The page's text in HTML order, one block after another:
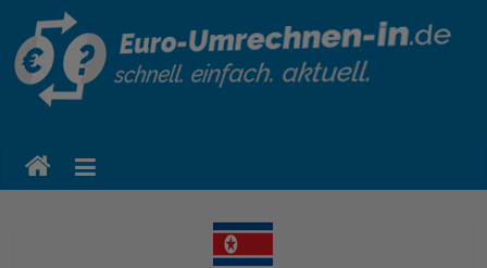
euro-
umrechnen-
in.de